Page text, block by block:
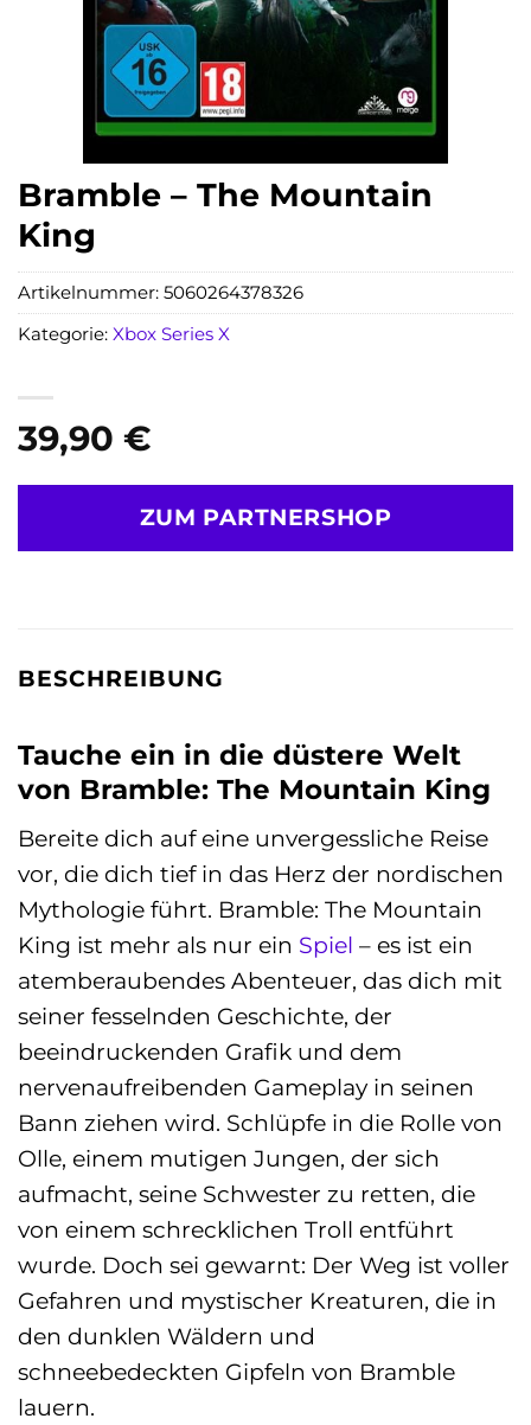
Bramble – The Mountain
King
39,90 €
ZUM PARTNERSHOP
Artikelnummer: 5060264378326
Kategorie: Xbox Series X
BESCHREIBUNG
Tauche ein in die düstere Welt
von Bramble: The Mountain King
Bereite dich auf eine unvergessliche Reise
vor, die dich tief in das Herz der nordischen
Mythologie führt. Bramble: The Mountain
King ist mehr als nur ein Spiel – es ist ein
atemberaubendes Abenteuer, das dich mit
seiner fesselnden Geschichte, der
beeindruckenden Grafik und dem
nervenaufreibenden Gameplay in seinen
Bann ziehen wird. Schlüpfe in die Rolle von
Olle, einem mutigen Jungen, der sich
aufmacht, seine Schwester zu retten, die
von einem schrecklichen Troll entführt
wurde. Doch sei gewarnt: Der Weg ist voller
Gefahren und mystischer Kreaturen, die in
den dunklen Wäldern und
schneebedeckten Gipfeln von Bramble
lauern.